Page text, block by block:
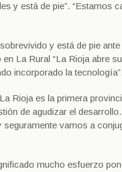
y está de pie”. “Estamos
y está de pie
La Rural “La Rioja abre
incorporado la
Rioja es la primera
de agudizar el
vamos a
mucho esfuerzo